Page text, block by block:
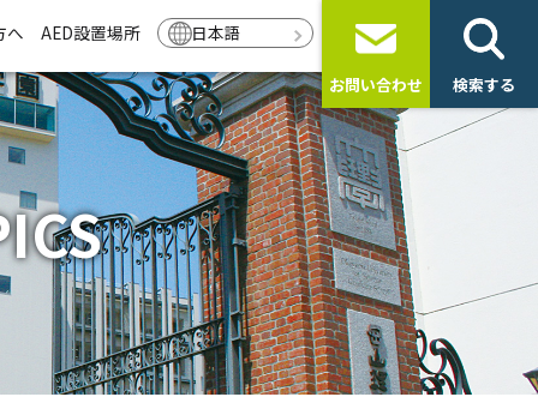
へ AED設置場所 日本語
お問い合わせ 検索する